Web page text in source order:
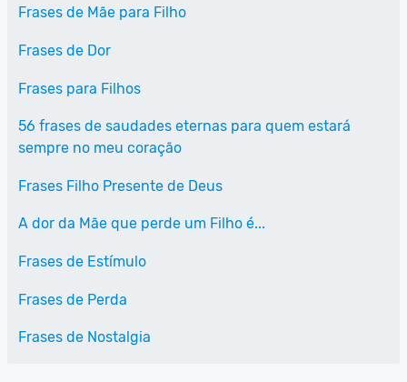
Frases de Mãe para Filho
Frases de Dor
Frases para Filhos
56 frases de saudades eternas para quem estará
sempre no meu coração
Frases Filho Presente de Deus
A dor da Mãe que perde um Filho é...
Frases de Estímulo
Frases de Perda
Frases de Nostalgia